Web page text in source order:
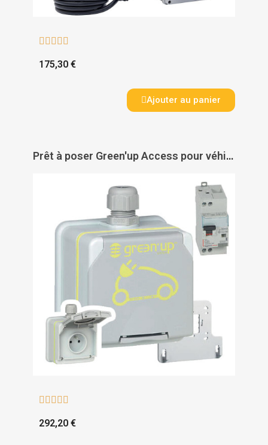
    
175,30 €
Ajouter au panier
Prêt à poser Green'up Access pour véhicule électrique - LEGRAND
    
292,20 €